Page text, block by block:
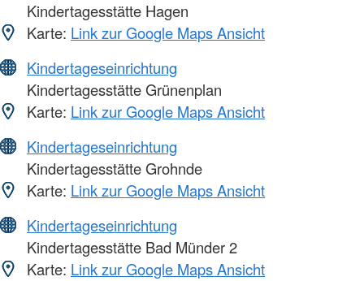
Kindertagesstätte Hagen
Karte: Link zur Google Maps Ansicht
Kindertageseinrichtung
Kindertagesstätte Grünenplan
Karte: Link zur Google Maps Ansicht
Kindertageseinrichtung
Kindertagesstätte Grohnde
Karte: Link zur Google Maps Ansicht
Kindertageseinrichtung
Kindertagesstätte Bad Münder 2
Karte: Link zur Google Maps Ansicht